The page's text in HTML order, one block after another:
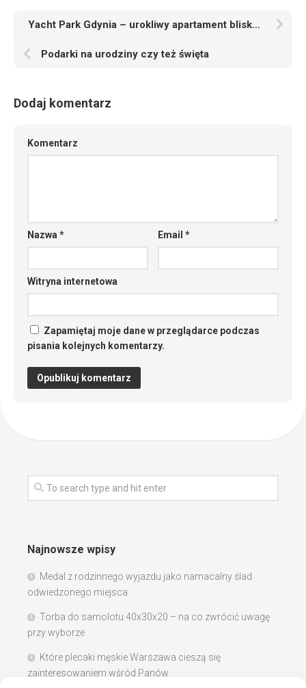
Yacht Park Gdynia – urokliwy apartament blisko centrum Gdyni
Podarki na urodziny czy też święta
Dodaj komentarz
Komentarz
Nazwa* Email*
Witryna internetowa
Zapamiętaj moje dane w przeglądarce podczas
pisania kolejnych komentarzy.
Najnowsze wpisy
Medal z rodzinnego wyjazdu jako namacalny ślad
odwiedzonego miejsca
Torba do samolotu 40x30x20 – na co zwrócić uwagę
przy wyborze
Które plecaki męskie Warszawa cieszą się
zainteresowaniem wśród Panów